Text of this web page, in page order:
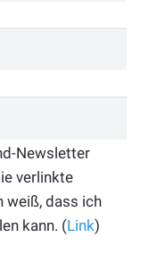
Newsletter
verlinkte
weiß, dass ich
kann. (Link)